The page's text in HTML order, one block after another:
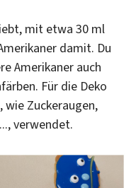
mit etwa 30 ml
damit. Du
Amerikaner auch
Für die Deko
wie Zuckeraugen,
verwendet.